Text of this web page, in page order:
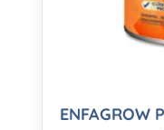
ENFAGROW